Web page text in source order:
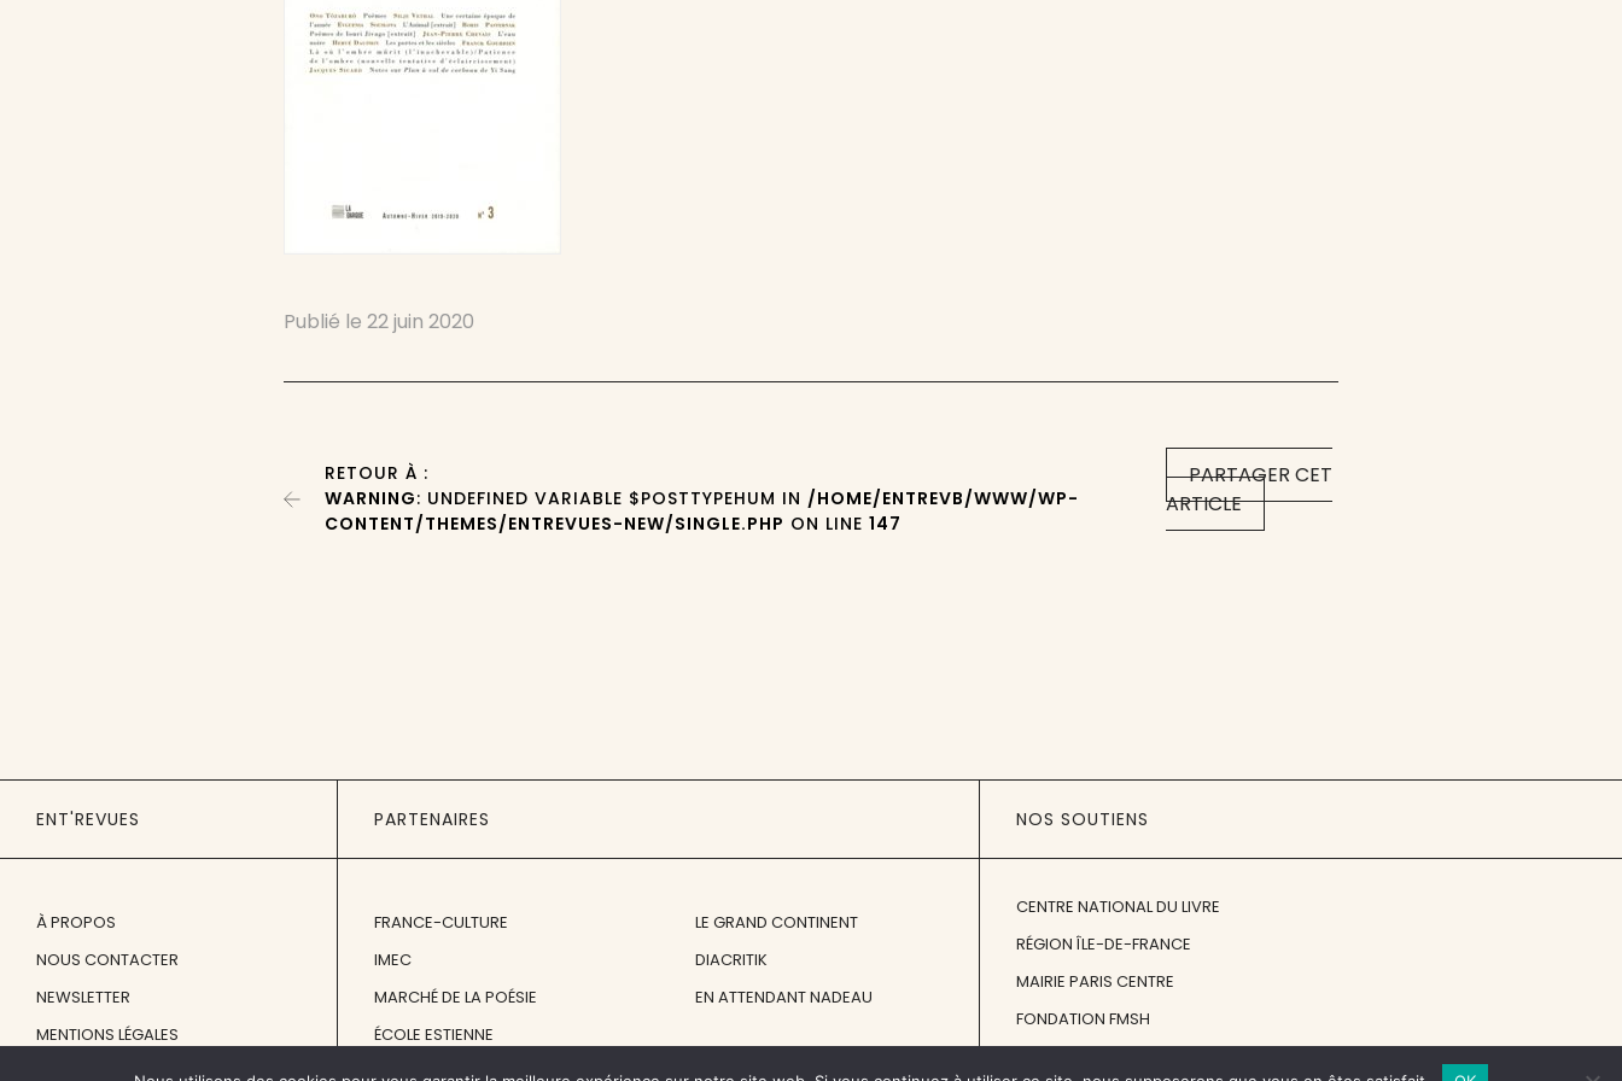
Publié le22 juin 2020
PARTAGER CET
ARTICLE
RETOUR À :
WARNING: UNDEFINED VARIABLE $POSTTYPEHUM IN /HOME/ENTREVB/WWW/WP-
CONTENT/THEMES/ENTREVUES-NEW/SINGLE.PHP ON LINE147
ENT'REVUES
À PROPOS
NOUS CONTACTER
NEWSLETTER
MENTIONS LÉGALES
PARTENAIRES
FRANCE-CULTURE
IMEC
MARCHÉ DE LA POÉSIE
ÉCOLE ESTIENNE
LE GRAND CONTINENT
DIACRITIK
EN ATTENDANT NADEAU
NOS SOUTIENS
CENTRE NATIONAL DU LIVRE
RÉGION ÎLE-DE-FRANCE
MAIRIE PARIS CENTRE
FONDATION FMSH